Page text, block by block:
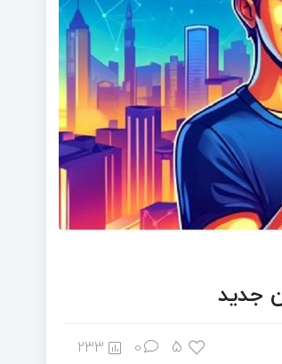
جدید
5
0
233